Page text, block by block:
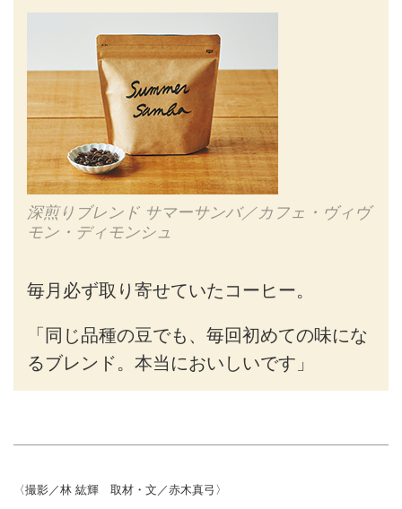
深煎りブレンド サマーサンバ／カフェ・ヴィヴ
モン・ディモンシュ
毎月必ず取り寄せていたコーヒー。
「同じ品種の豆でも、毎回初めての味にな
るブレンド。本当においしいです」
〈撮影／林 紘輝 取材・文／赤木真弓〉